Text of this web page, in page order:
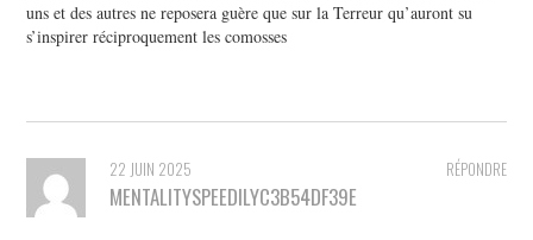
uns et des autres ne reposera guère que sur la Terreur qu’auront su
s’inspirer réciproquement les comosses
RÉPONDRE
22 JUIN 2025
MENTALITYSPEEDILYC3B54DF39E